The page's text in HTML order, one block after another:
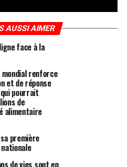
AUSSI AIMER
face à la
renforce
et de réponse
qui pourrait
de
alimentaire
première
nationale
de vies sont en